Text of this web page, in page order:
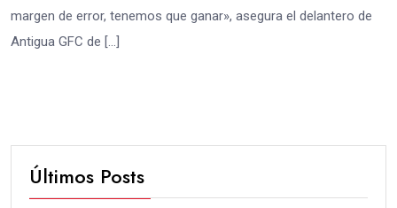
margen de error, tenemos que ganar», asegura el delantero de
Antigua GFC de […]
Últimos Posts